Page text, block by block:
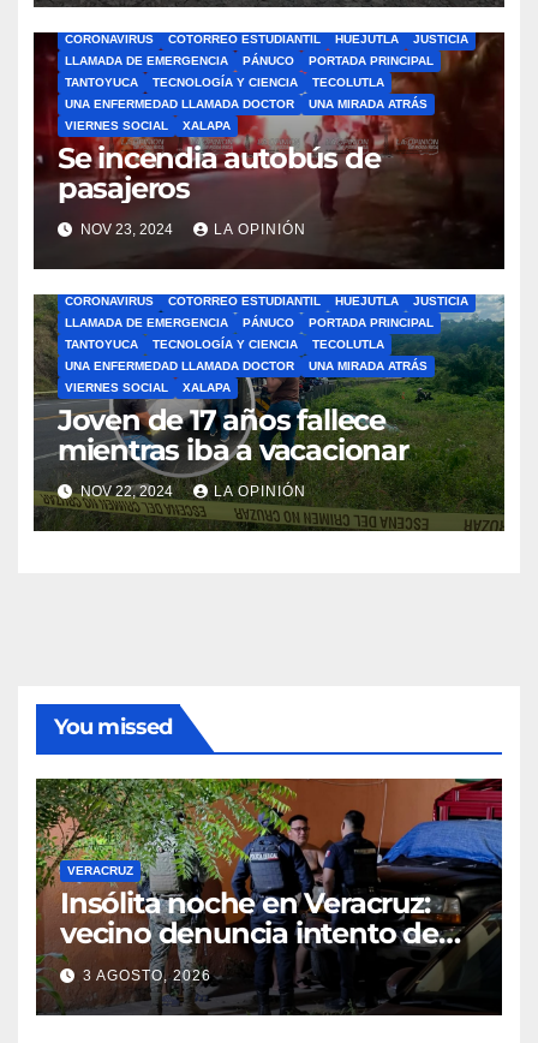
CORONAVIRUS
COTORREO ESTUDIANTIL HUEJUTLA
JUSTICIA
LLAMADA DE EMERGENCIA
PÁNUCO
PORTADA PRINCIPAL
TANTOYUCA
TECNOLOGÍA Y CIENCIA
TECOLUTLA
UNA ENFERMEDAD LLAMADA DOCTOR
UNA MIRADA ATRÁS
VIERNES SOCIAL
XALAPA
Se incendia autobús de
pasajeros
NOV 23, 2024 LA OPINIÓN
CORONAVIRUS
COTORREO ESTUDIANTIL HUEJUTLA
JUSTICIA
LLAMADA DE EMERGENCIA
PÁNUCO
PORTADA PRINCIPAL
TANTOYUCA
TECNOLOGÍA Y CIENCIA
TECOLUTLA
UNA ENFERMEDAD LLAMADA DOCTOR
UNA MIRADA ATRÁS
VIERNES SOCIAL
XALAPA
Joven de 17 años fallece
mientras iba a vacacionar
NOV 22, 2024 LA OPINIÓN
You missed
VERACRUZ
Insólita noche en Veracruz:
vecino denuncia intento de
cateo tras viralizar video
captado por cámaras de
seguridad
3 AGOSTO, 2026